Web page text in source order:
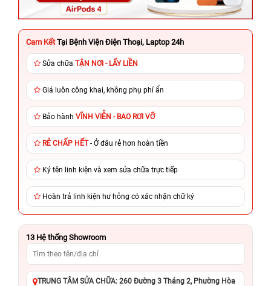
Cam Kết Tại Bệnh Viện Điện Thoại, Laptop 24h
Sửa chữa TẬN NƠI - LẤY LIỀN
Giá luôn công khai, không phụ phí ẩn
Bảo hành VĨNH VIỄN - BAO RƠI VỠ
RẺ CHẤP HẾT- Ở đâu rẻ hơn hoàn tiền
Ký tên linh kiện và xem sửa chữa trực tiếp
Hoàn trả linh kiện hư hỏng có xác nhận chữ ký
13 Hệ thống Showroom
TRUNG TÂM SỬA CHỮA: 260 Đường 3 Tháng 2, Phường Hòa